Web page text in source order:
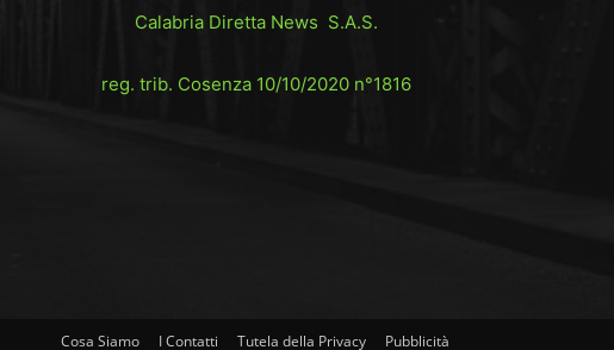
Calabria Diretta News S.A.S.
reg. trib. Cosenza 10/10/2020 n°1816
Cosa Siamo I Contatti Tutela della Privacy Pubblicità